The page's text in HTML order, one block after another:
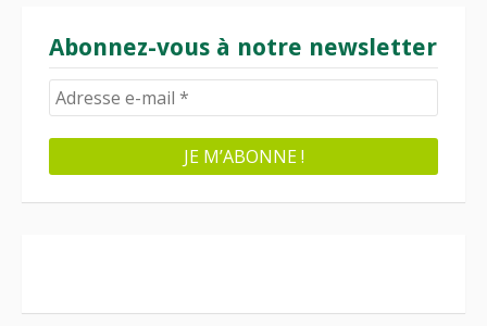
Abonnez-vous à notre newsletter